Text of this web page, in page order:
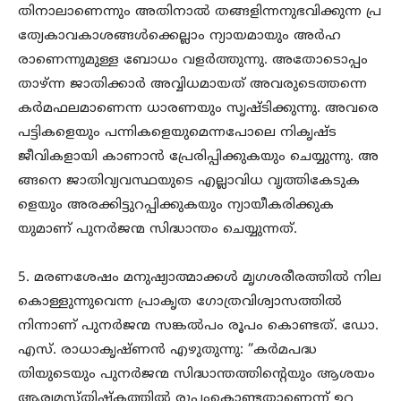
തിനാലാണെന്നും അതിനാൽ തങ്ങളിന്നനുഭവിക്കുന്ന പ്ര
ത്യേകാവകാശങ്ങൾക്കെല്ലാം ന്യായമായും അർഹ
രാണെന്നുമുള്ള ബോധം വളർത്തുന്നു. അതോടൊപ്പം
താഴ്ന്ന ജാതിക്കാർ അവ്വിധമായത് അവരുടെത്തന്നെ
കർമഫലമാണെന്ന ധാരണയും സൃഷ്ടിക്കുന്നു. അവരെ
പട്ടികളെയും പന്നികളെയുമെന്നപോലെ നികൃഷ്ട
ജീവികളായി കാണാൻ പ്രേരിപ്പിക്കുകയും ചെയ്യുന്നു. അ
ങ്ങനെ ജാതിവ്യവസ്ഥയുടെ എല്ലാവിധ വൃത്തികേടുക
ളെയും അരക്കിട്ടുറപ്പിക്കുകയും ന്യായീകരിക്കുക
യുമാണ് പുനർജന്മ സിദ്ധാന്തം ചെയ്യുന്നത്.
5. മരണശേഷം മനുഷ്യാത്മാക്കൾ മൃഗശരീരത്തിൽ നില
കൊള്ളുന്നുവെന്ന പ്രാകൃത ഗോത്രവിശ്വാസത്തിൽ
നിന്നാണ് പുനർജന്മ സങ്കൽപം രൂപം കൊണ്ടത്. ഡോ.
എസ്. രാധാകൃഷ്ണൻ എഴുതുന്നു: “കർമപദ്ധ
തിയുടെയും പുനർജന്മ സിദ്ധാന്തത്തിന്റെയും ആശയം